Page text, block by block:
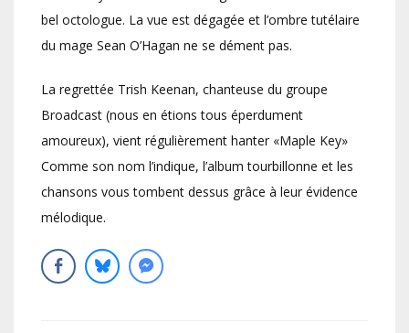
bel octologue. La vue est dégagée et l’ombre tutélaire
du mage Sean O’Hagan ne se dément pas.
La regrettée Trish Keenan, chanteuse du groupe
Broadcast (nous en étions tous éperdument
amoureux), vient régulièrement hanter «Maple Key»
Comme son nom l’indique, l’album tourbillonne et les
chansons vous tombent dessus grâce à leur évidence
mélodique.